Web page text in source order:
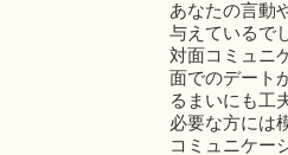
あなたの言動
与えているで
対面コミュニ
面でのデート
るまいにも工
必要な方には
コミュニケー